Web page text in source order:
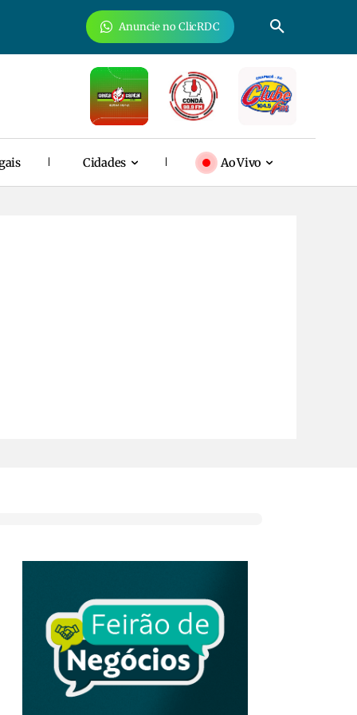
Anuncie no ClicRDC
Cidades Ao Vivo